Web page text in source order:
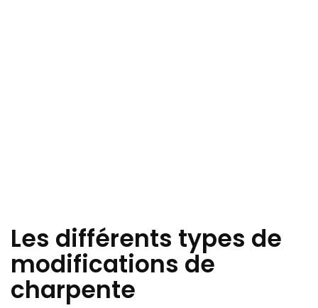
Les différents types de
modifications de
charpente